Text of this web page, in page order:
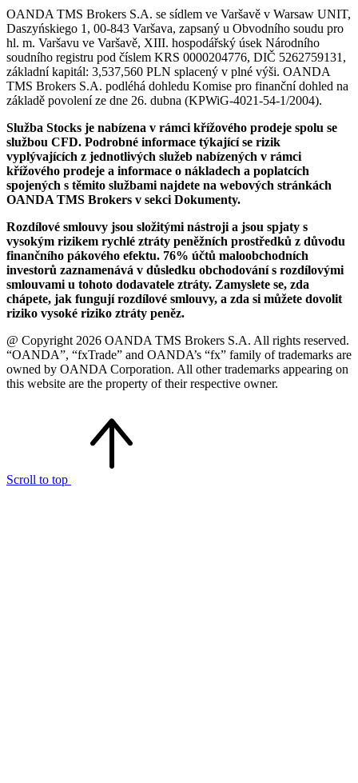
OANDA TMS Brokers S.A. se sídlem ve Varšavě v Warsaw UNIT,
Daszyńskiego 1, 00-843 Varšava, zapsaný u Obvodního soudu pro
hl. m. Varšavu ve Varšavě, XIII. hospodářský úsek Národního
soudního registru pod číslem KRS 0000204776, DIČ 5262759131,
základní kapitál: 3,537,560 PLN splacený v plné výši. OANDA
TMS Brokers S.A. podléhá dohledu Komise pro finanční dohled na
základě povolení ze dne 26. dubna (KPWiG-4021-54-1/2004).
Služba Stocks je nabízena v rámci křížového prodeje spolu se
službou CFD. Podrobné informace týkající se rizik
vyplývajících z jednotlivých služeb nabízených v rámci
křížového prodeje a informace o nákladech a poplatcích
spojených s těmito službami najdete na webových stránkách
OANDA TMS Brokers v sekci Dokumenty.
Rozdílové smlouvy jsou složitými nástroji a jsou spjaty s
vysokým rizikem rychlé ztráty peněžních prostředků z důvodu
finančního pákového efektu. 76% účtů maloobchodních
investorů zaznamenává v důsledku obchodování s rozdílovými
smlouvami u tohoto dodavatele ztráty. Zamyslete se, zda
chápete, jak fungují rozdílové smlouvy, a zda si můžete dovolit
riziko vysoké riziko ztráty peněz.
@ Copyright 2026 OANDA TMS Brokers S.A. All rights reserved.
“OANDA”, “fxTrade” and OANDA’s “fx” family of trademarks are
owned by OANDA Corporation. All other trademarks appearing on
this website are the property of their respective owner.
Scroll to top